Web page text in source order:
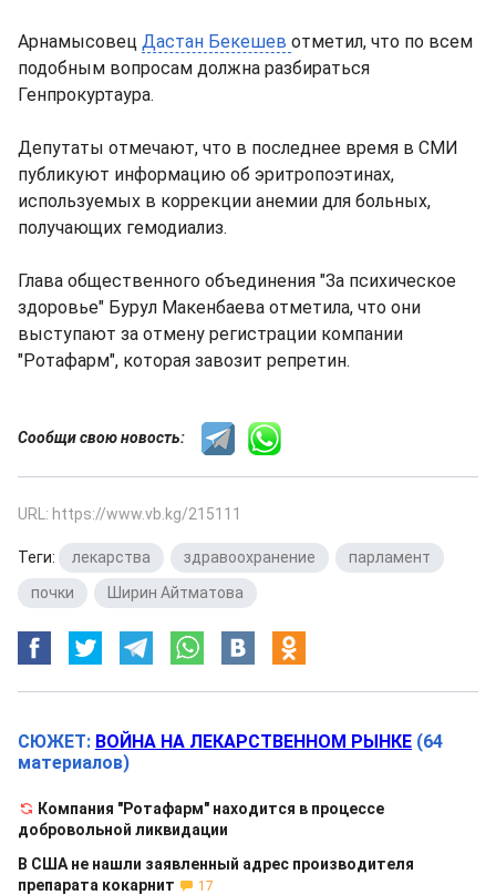
Арнамысовец Дастан Бекешев отметил, что по всем
подобным вопросам должна разбираться
Генпрокуртаура.
Депутаты отмечают, что в последнее время в СМИ
публикуют информацию об эритропоэтинах,
используемых в коррекции анемии для больных,
получающих гемодиализ.
Глава общественного объединения "За психическое
здоровье" Бурул Макенбаева отметила, что они
выступают за отмену регистрации компании
"Ротафарм", которая завозит репретин.
Сообщи свою новость:
URL: https://www.vb.kg/215111
Теги: лекарства здравоохранение парламент
почки
Ширин Айтматова
СЮЖЕТ: ВОЙНА НА ЛЕКАРСТВЕННОМ РЫНКЕ (64
материалов)
Компания "Ротафарм" находится в процессе
добровольной ликвидации
В США не нашли заявленный адрес производителя
препарата кокарнит
17